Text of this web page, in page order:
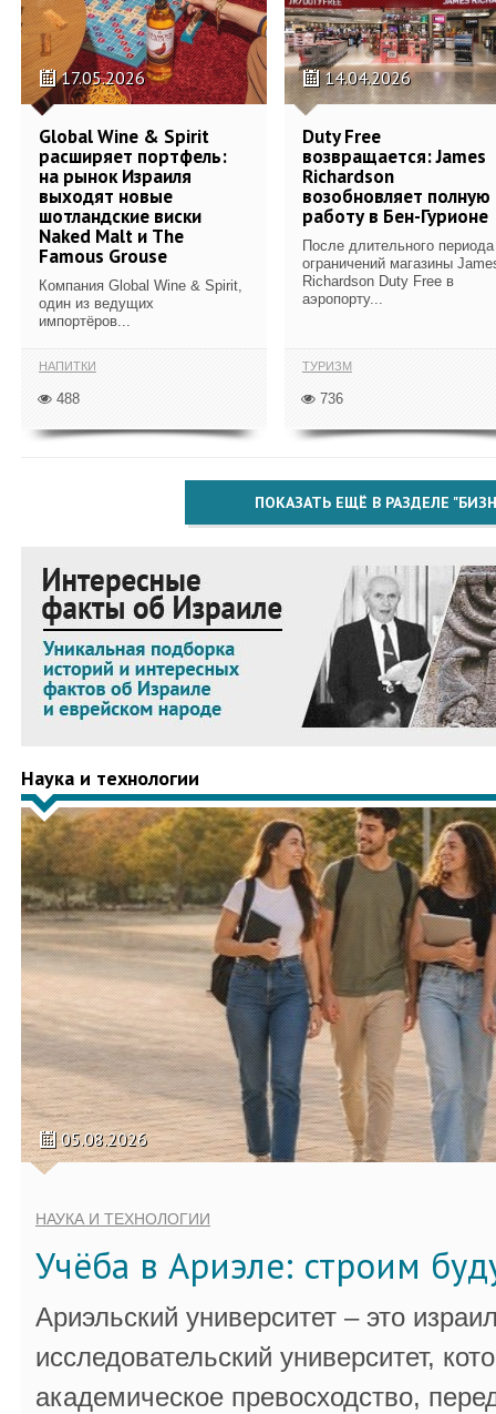
17.05.2026
Global Wine & Spirit
расширяет портфель:
на рынок Израиля
выходят новые
шотландские виски
Naked Malt и The
Famous Grouse
Компания Global Wine & Spirit,
один из ведущих
импортёров...
НАПИТКИ
488
14.04.2026
Duty Free
возвращается: James
Richardson
возобновляет полную
работу в Бен-Гурионе
После длительного периода
ограничений магазины
Richardson Duty Free в
аэропорту...
ТУРИЗМ
736
ПОКАЗАТЬ ЕЩЁ В РАЗДЕЛЕ
Наука и технологии
05.08.2026
НАУКА И ТЕХНОЛОГИИ
Учёба в Ариэле: строим
Ариэльский университет – это
исследовательский университет,
академическое превосходство,